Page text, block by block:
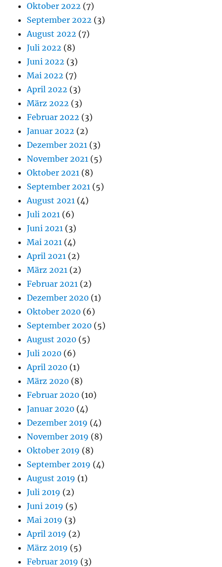
Oktober 2022 (7)
September 2022 (3)
August 2022 (7)
Juli 2022 (8)
Juni 2022 (3)
Mai 2022 (7)
April 2022 (3)
März 2022 (3)
Februar 2022 (3)
Januar 2022 (2)
Dezember 2021 (3)
November 2021 (5)
Oktober 2021 (8)
September 2021 (5)
August 2021 (4)
Juli 2021 (6)
Juni 2021 (3)
Mai 2021 (4)
April 2021 (2)
März 2021 (2)
Februar 2021 (2)
Dezember 2020 (1)
Oktober 2020 (6)
September 2020 (5)
August 2020 (5)
Juli 2020 (6)
April 2020 (1)
März 2020 (8)
Februar 2020 (10)
Januar 2020 (4)
Dezember 2019 (4)
November 2019 (8)
Oktober 2019 (8)
September 2019 (4)
August 2019 (1)
Juli 2019 (2)
Juni 2019 (5)
Mai 2019 (3)
April 2019 (2)
März 2019 (5)
Februar 2019 (3)